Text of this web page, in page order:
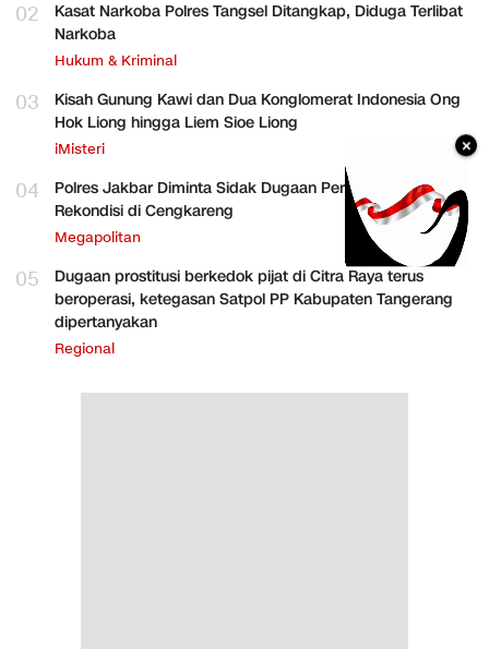
02
Kasat Narkoba Polres Tangsel Ditangkap, Diduga Terlibat
Narkoba
Hukum & Kriminal
03
Kisah Gunung Kawi dan Dua Konglomerat Indonesia Ong
Hok Liong hingga Liem Sioe Liong
iMisteri
04
Polres Jakbar Diminta Sidak Dugaan Perakitan HP
Rekondisi di Cengkareng
Megapolitan
05
Dugaan prostitusi berkedok pijat di Citra Raya terus
beroperasi, ketegasan Satpol PP Kabupaten Tangerang
dipertanyakan
Regional
×